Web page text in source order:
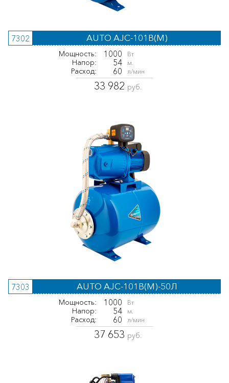
7302 AUTO AJC-101B(M)
Мощность: 1000 Вт
Напор: 54 м.
Расход: 60 л/мин
33 982 руб.
7303 AUTO AJC-101B(M)-50Л
Мощность: 1000 Вт
Напор: 54 м.
Расход: 60 л/мин
37 653 руб.